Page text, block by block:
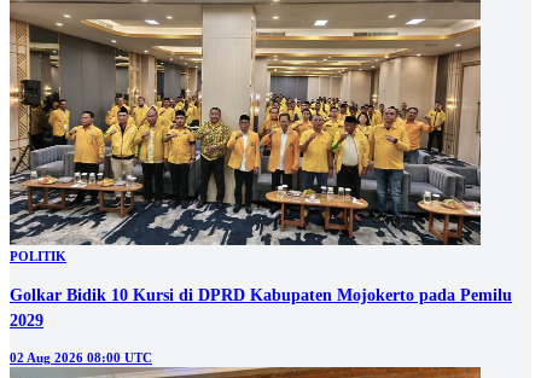
POLITIK
Golkar Bidik 10 Kursi di DPRD Kabupaten Mojokerto pada Pemilu
2029
02 Aug 2026 08:00 UTC